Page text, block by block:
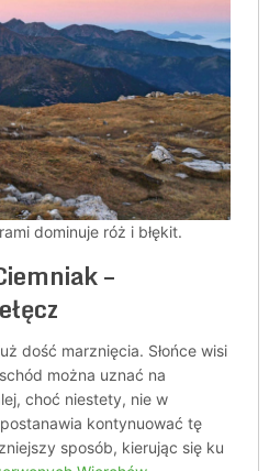
dominuje róż i błękit.
–
dość marznięcia. Słońce wisi
można uznać na
choć niestety, nie w
kontynuować tę
sposób, kierując się ku